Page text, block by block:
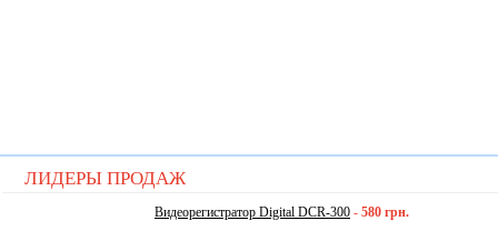
ЛИДЕРЫ ПРОДАЖ
Видеорегистратор Digital DCR-300 - 580 грн.